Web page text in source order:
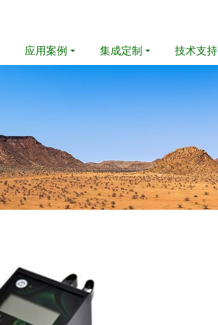
应用案例 集成定制 技术支持